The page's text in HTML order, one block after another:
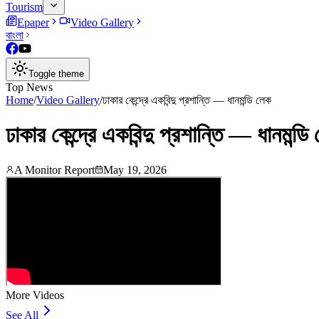
Tourism
Epaper
Video Gallery
বাংলা
Toggle theme
Top News
Home/Video Gallery/ঢাকার কেন্দ্রে একবিন্দু প্রশান্তি — ধানমন্ডি লেক
ঢাকার কেন্দ্রে একবিন্দু প্রশান্তি —
A Monitor Report May 19, 2026
More Videos
See All